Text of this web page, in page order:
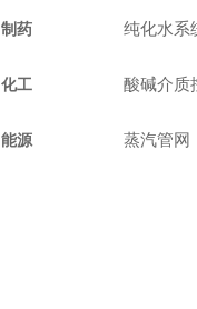
制药 纯化水系
化工 酸碱介质
能源 蒸汽管网